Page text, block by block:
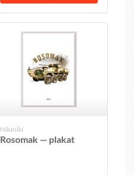
Nikiniki
Rosomak — plakat